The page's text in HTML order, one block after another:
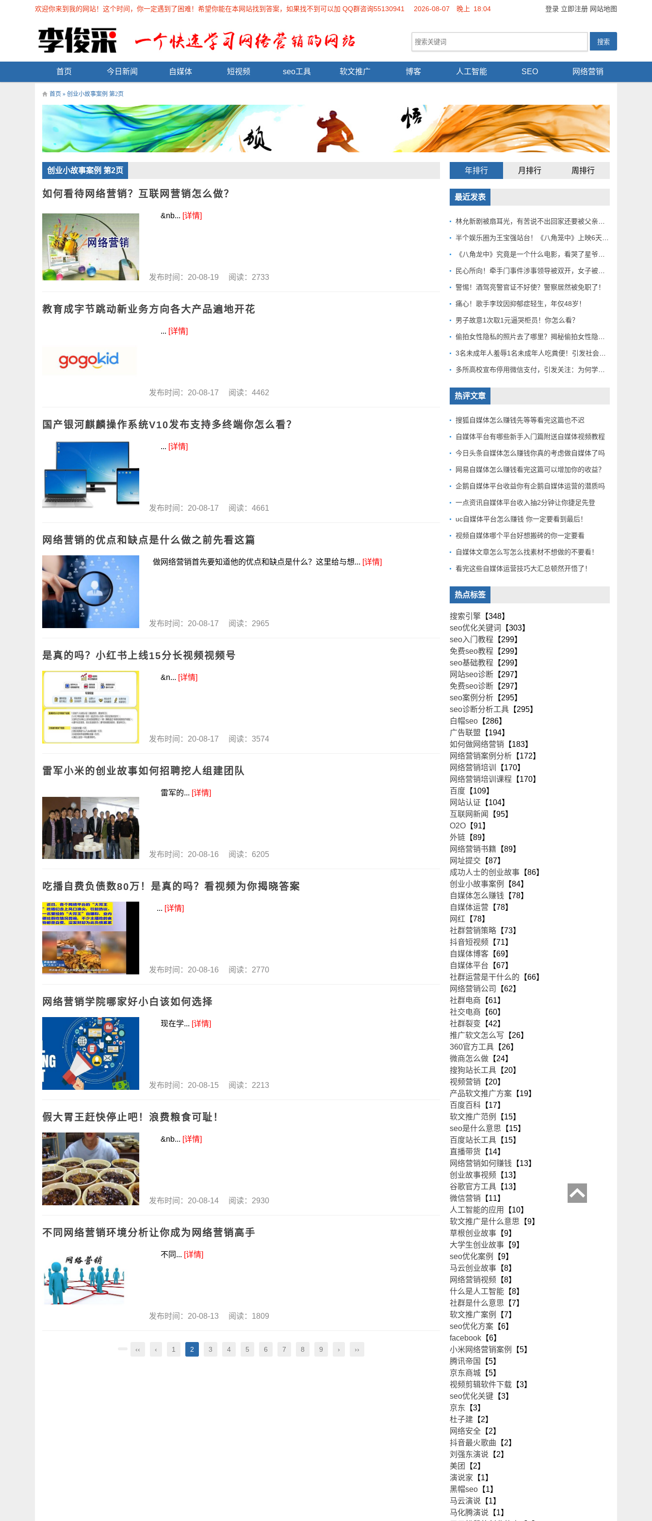
登录 立即注册 网站地图
欢迎你来到我的网站！这个时间，你一定遇到了困难！希望你能在本网站找到答案，如果找不到可以加 QQ群咨询55130941 2026-08-07 晚上 18:04
首页 今日新闻 自媒体 短视频 seo工具 软文推广 博客 人工智能 SEO 网络营销
首页 » 创业小故事案例 第2页
创业小故事案例 第2页
如何看待网络营销？互联网营销怎么做？
&nb... [详情]
发布时间：20-08-19 阅读：2733
教育成字节跳动新业务方向各大产品遍地开花
... [详情]
发布时间：20-08-17 阅读：4462
国产银河麒麟操作系统V10发布支持多终端你怎么看？
... [详情]
发布时间：20-08-17 阅读：4661
网络营销的优点和缺点是什么做之前先看这篇
做网络营销首先要知道他的优点和缺点是什么？这里给与想... [详情]
发布时间：20-08-17 阅读：2965
是真的吗？小红书上线15分长视频视频号
&n... [详情]
发布时间：20-08-17 阅读：3574
雷军小米的创业故事如何招聘挖人组建团队
雷军的... [详情]
发布时间：20-08-16 阅读：6205
吃播自费负债数80万！是真的吗？看视频为你揭晓答案
... [详情]
发布时间：20-08-16 阅读：2770
网络营销学院哪家好小白该如何选择
现在学... [详情]
发布时间：20-08-15 阅读：2213
假大胃王赶快停止吧！浪费粮食可耻！
&nb... [详情]
发布时间：20-08-14 阅读：2930
不同网络营销环境分析让你成为网络营销高手
不同... [详情]
发布时间：20-08-13 阅读：1809
‹‹ ‹ 1 2 3 4 5 6 7 8 9 › ››
年排行 月排行 周排行
最近发表
警惕！酒驾亮警官证不好使？警察居然被免职了！
痛心！歌手李玟因抑郁症轻生，年仅48岁！
男子故意1次取1元逼哭柜员！你怎么看？
热评文章
搜狐自媒体怎么赚钱先等等看完这篇也不迟
自媒体平台有哪些新手入门篇附送自媒体视频教程
今日头条自媒体怎么赚钱你真的考虑做自媒体了吗
网易自媒体怎么赚钱看完这篇可以增加你的收益？
企鹅自媒体平台收益你有企鹅自媒体运营的潜质吗
一点资讯自媒体平台收入抽2分钟让你捷足先登
uc自媒体平台怎么赚钱 你一定要看到最后！
视频自媒体哪个平台好想搬砖的你一定要看
自媒体文章怎么写怎么找素材不想做的不要看！
看完这些自媒体运营技巧大汇总顿然开悟了！
热点标签
搜索引擎 【348】
seo优化关键词
【303】
seo入门教程 【299】
免费seo教程 【299】
seo基础教程 【299】
网站seo诊断 【297】
免费seo诊断 【297】
seo案例分析 【295】
seo诊断分析工具 【295】
白帽seo 【286】
广告联盟 【194】
如何做网络营销 【183】
网络营销案例分析 【172】
网络营销培训
【170】
网络营销培训课程 【170】
百度 【109】
网站认证 【104】
互联网新闻
【95】
O2O 【91】
外链 【89】
网络营销书籍 【89】
网址提交 【87】
成功人士的创业故事 【86】
创业小故事案例
【84】
自媒体怎么赚钱 【78】
自媒体运营 【78】
网红 【78】
社群营销策略 【73】
抖音短视频 【71】
自媒体博客 【69】
自媒体平台 【67】
社群运营是干什么的 【66】
网络营销公司
【62】
社群电商 【61】
社交电商 【60】
社群裂变 【42】
推广软文怎么写 【26】
360官方工具 【26】
微商怎么做 【24】
搜狗站长工具 【20】
视频营销 【20】
产品软文推广方案 【19】
百度百科 【17】
软文推广范例
【15】
seo是什么意思 【15】
百度站长工具 【15】
直播带货 【14】
网络营销如何赚钱 【13】
创业故事视频 【13】
谷歌官方工具 【13】
微信营销 【11】
人工智能的应用
【10】
软文推广是什么意思 【9】
草根创业故事 【9】
大学生创业故事 【9】
seo优化案例
【9】
马云创业故事 【8】
网络营销视频 【8】
什么是人工智能 【8】
社群是什么意思 【7】
软文推广案例
【7】
seo优化方案 【6】
facebook 【6】
小米网络营销案例
【5】
腾讯帝国
【5】
京东商城 【5】
视频剪辑软件下载 【3】
seo优化关键 【3】
京东 【3】
杜子建 【2】
网络安全 【2】
抖音最火歌曲 【2】
刘强东演说 【2】
美团
【2】
演说家 【1】
黑帽seo 【1】
马云演说 【1】
马化腾演说 【1】